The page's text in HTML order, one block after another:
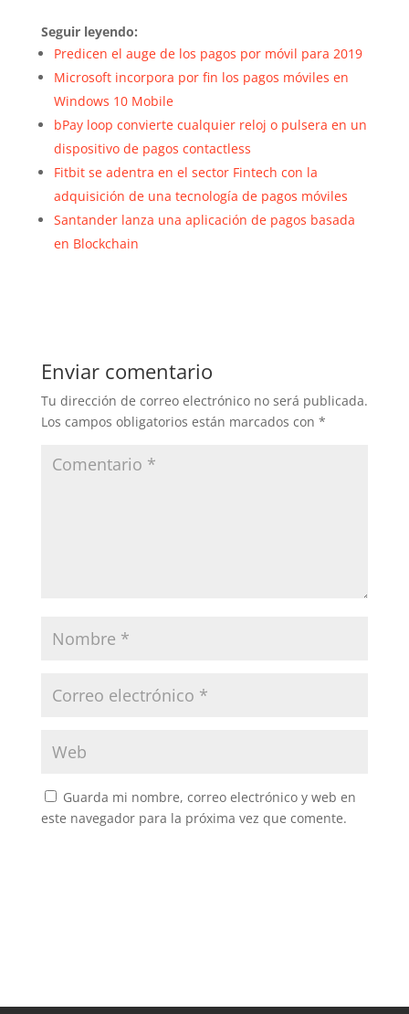
Seguir leyendo:
Predicen el auge de los pagos por móvil para 2019
Microsoft incorpora por fin los pagos móviles en
Windows 10 Mobile
bPay loop convierte cualquier reloj o pulsera en un
dispositivo de pagos contactless
Fitbit se adentra en el sector Fintech con la
adquisición de una tecnología de pagos móviles
Santander lanza una aplicación de pagos basada
en Blockchain
Enviar comentario
Tu dirección de correo electrónico no será publicada.
Los campos obligatorios están marcados con *
Guarda mi nombre, correo electrónico y web en
este navegador para la próxima vez que comente.